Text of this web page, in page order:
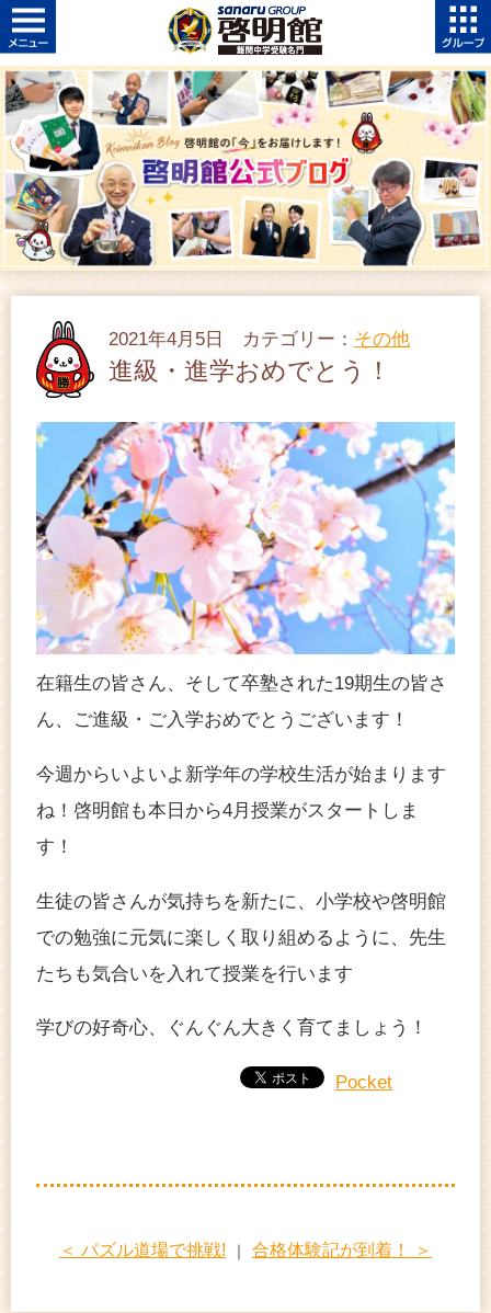
2021年4月5日 カテゴリー： その他
進級・進学おめでとう！
在籍生の皆さん、そして卒塾された19期生の皆さ
ん、ご進級・ご入学おめでとうございます！
今週からいよいよ新学年の学校生活が始まります
ね！啓明館も本日から4月授業がスタートしま
す！
生徒の皆さんが気持ちを新たに、小学校や啓明館
での勉強に元気に楽しく取り組めるように、先生
たちも気合いを入れて授業を行います
学びの好奇心、ぐんぐん大きく育てましょう！
Pocket
＜ パズル道場で挑戦! ｜ 合格体験記が到着！ ＞